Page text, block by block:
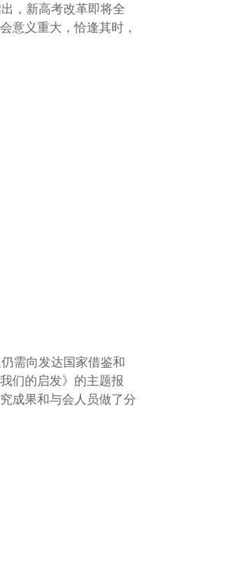
，新高考改革即将全
意义重大，恰逢其时，
需向发达国家借鉴和
们的启发》的主题报
成果和与会人员做了分